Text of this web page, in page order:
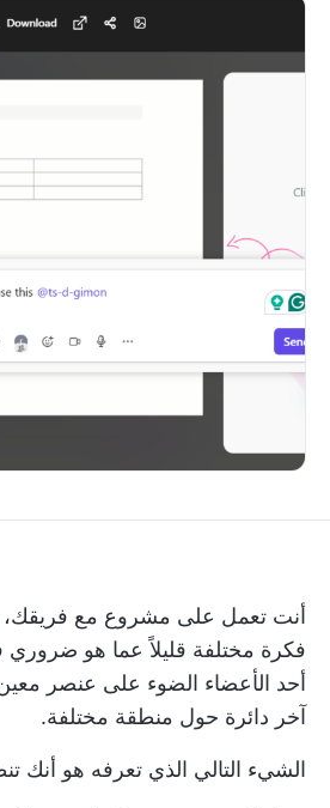
أنت تعمل على مشروع مع
فكرة مختلفة قليلاً عما هو
أحد الأعضاء الضوء على عنصر
آخر دائرة حول منطقة مختلفة.
الشيء التالي الذي تعرفه هو أنك